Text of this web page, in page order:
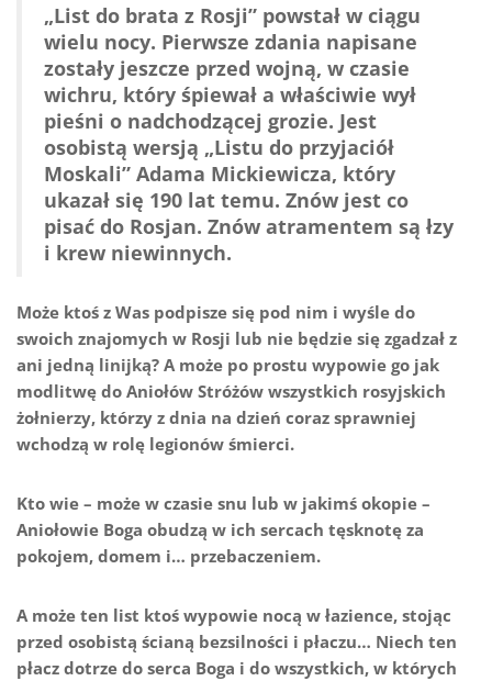
„List do brata z Rosji” powstał w ciągu
wielu nocy. Pierwsze zdania napisane
zostały jeszcze przed wojną, w czasie
wichru, który śpiewał a właściwie wył
pieśni o nadchodzącej grozie. Jest
osobistą wersją „Listu do przyjaciół
Moskali” Adama Mickiewicza, który
ukazał się 190 lat temu. Znów jest co
pisać do Rosjan. Znów atramentem są łzy
i krew niewinnych.
Może ktoś z Was podpisze się pod nim i wyśle do
swoich znajomych w Rosji lub nie będzie się zgadzał z
ani jedną linijką? A może po prostu wypowie go jak
modlitwę do Aniołów Stróżów wszystkich rosyjskich
żołnierzy, którzy z dnia na dzień coraz sprawniej
wchodzą w rolę legionów śmierci.
Kto wie – może w czasie snu lub w jakimś okopie –
Aniołowie Boga obudzą w ich sercach tęsknotę za
pokojem, domem i… przebaczeniem.
A może ten list ktoś wypowie nocą w łazience, stojąc
przed osobistą ścianą bezsilności i płaczu… Niech ten
płacz dotrze do serca Boga i do wszystkich, w których